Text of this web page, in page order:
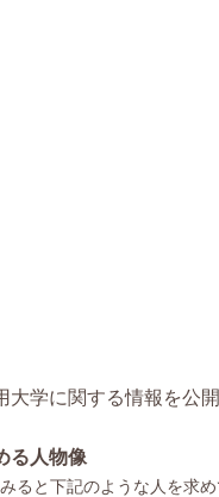
大学に関する情報を公
る人物像
ると下記のような人を求め